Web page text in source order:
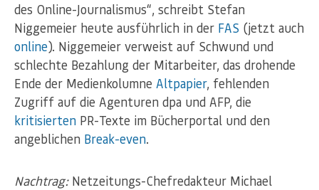
des Online-Journalismus“, schreibt Stefan
Niggemeier heute ausführlich in der FAS (jetzt auch
online). Niggemeier verweist auf Schwund und
schlechte Bezahlung der Mitarbeiter, das drohende
Ende der Medienkolumne Altpapier, fehlenden
Zugriff auf die Agenturen dpa und AFP, die
kritisierten PR-Texte im Bücherportal und den
angeblichen Break-even.
Nachtrag:Netzeitungs-Chefredakteur Michael